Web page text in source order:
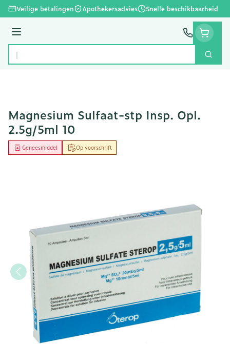
Ga naar de inhoud
Veilige betalingen Apothekersadvies Snelle beschikbaarheid
Menu
Product, merk, categorie...
Zoek
Magnesium Sulfaat-stp Insp. Opl.
2.5g/5ml 10
Op voorschrift
Geneesmiddel